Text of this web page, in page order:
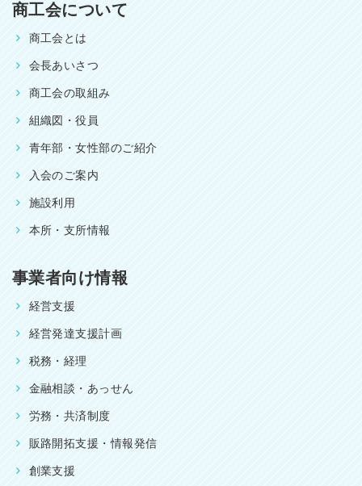
商工会について
商工会とは
会長あいさつ
商工会の取組み
組織図・役員
青年部・女性部のご紹介
入会のご案内
施設利用
本所・支所情報
事業者向け情報
経営支援
経営発達支援計画
税務・経理
金融相談・あっせん
労務・共済制度
販路開拓支援・情報発信
創業支援